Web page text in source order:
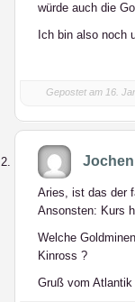
würde auch die
Ich bin also noch
Gepostet am 16.
Jochen
Aries, ist das der
Ansonsten: Kurs
Welche
Kinross ?
Gruß vom Atlantik